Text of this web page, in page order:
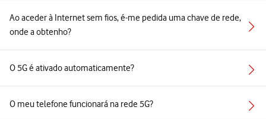
Ao aceder à Internet sem fios, é-me pedida uma chave de rede,
onde a obtenho?
O 5G é ativado automaticamente?
O meu telefone funcionará na rede 5G?